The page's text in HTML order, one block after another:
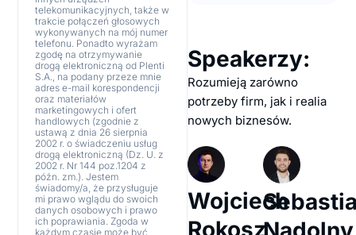
Speakerzy:
Rozumieją zarówno
potrzeby firm, jak i realia
nowych biznesów.
Wojciech
telekomunikacyjnych, także w
trakcie połączeń głosowych
wykonywanych na mój numer
telefonu. Ponadto wyrażam
zgodę na otrzymywanie
drogą elektroniczną od Plenti
S.A., na podany przeze mnie
adres e-mail korespondencji
oraz materiałów
marketingowych i ofert
handlowych (zgodnie z
ustawą z dnia 26 sierpnia
2002 r. o świadczeniu usług
drogą elektroniczną (Dz. U. z
2002 r. Nr 144 poz.1204 z
późn. zm.). Jestem
świadomy/a, że przysługuje
mi prawo wglądu do swoich
danych osobowych i prawo
ich poprawiania. Zgoda w
każdym czasie może być